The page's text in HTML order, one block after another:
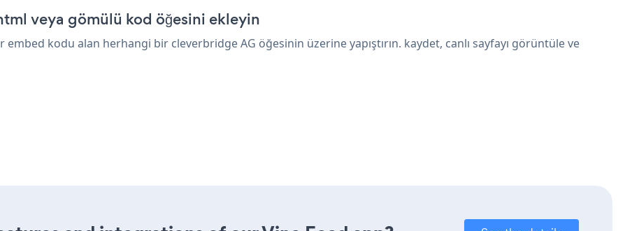
veya gömülü kod öğesini ekleyin
kodu alan herhangi bir cleverbridge AG öğesinin üzerine yapıştırın. kaydet, canlı sayfayı görüntüle ve